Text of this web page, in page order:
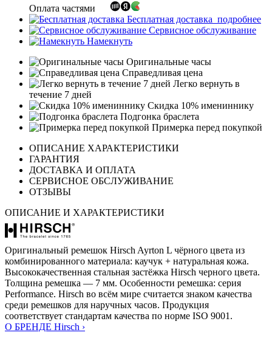
Оплата частями
Бесплатная доставка подробнее
Сервисное обслуживание
Намекнуть
Оригинальные часы
Справедливая цена
Легко вернуть в
течение 7 дней
Скидка 10% имениннику
Подгонка браслета
Примерка перед покупкой
ОПИСАНИЕ ХАРАКТЕРИСТИКИ
ГАРАНТИЯ
ДОСТАВКА И ОПЛАТА
СЕРВИСНОЕ ОБСЛУЖИВАНИЕ
ОТЗЫВЫ
ОПИСАНИЕ И ХАРАКТЕРИСТИКИ
Оригинальный ремешок Hirsch Ayrton L чёрного цвета из
комбинированного материала: каучук + натуральная кожа.
Высококачественная стальная застёжка Hirsch черного цвета.
Толщина ремешка — 7 мм. Особенности ремешка: серия
Performance. Hirsch во всём мире считается знаком качества
среди ремешков для наручных часов. Продукция
соответствует стандартам качества по норме ISO 9001.
О БРЕНДЕ Hirsch ›